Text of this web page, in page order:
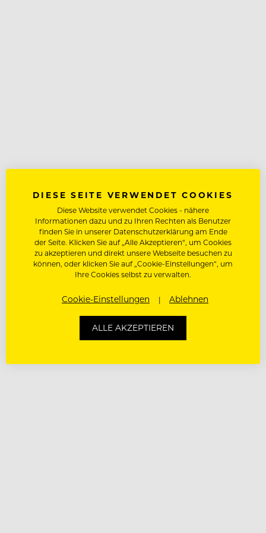
DIESE SEITE VERWENDET COOKIES
Diese Website verwendet Cookies - nähere
Informationen dazu und zu Ihren Rechten als Benutzer
finden Sie in unserer Datenschutzerklärung am Ende
der Seite. Klicken Sie auf „Alle Akzeptieren“, um Cookies
zu akzeptieren und direkt unsere Webseite besuchen zu
können, oder klicken Sie auf „Cookie-Einstellungen“, um
Ihre Cookies selbst zu verwalten.
Cookie-Einstellungen Ablehnen
ALLE AKZEPTIEREN